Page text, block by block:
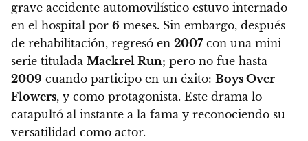
grave accidente automovilístico estuvo internado
en el hospital por 6 meses. Sin embargo, después
de rehabilitación, regresó en 2007con una mini
serie titulada Mackrel Run; pero no fue hasta
2009 cuando participo en un éxito: Boys Over
Flowers, y como protagonista. Este drama lo
catapultó al instante a la fama y reconociendo su
versatilidad como actor.